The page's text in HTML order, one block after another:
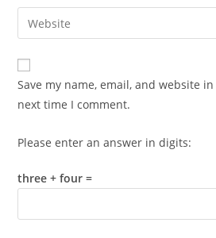
comment
email
address
comment
Enter
your
website
URL
(optional)
Save my name, email, and website
next time I comment.
Please enter an answer in digits:
three + four =